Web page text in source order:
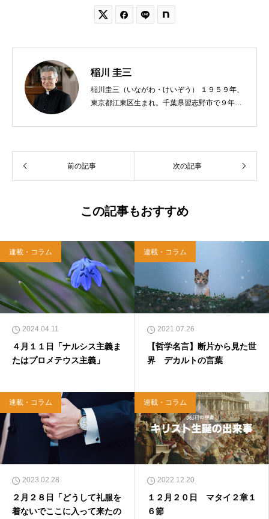
 
稲川 圭三
稲川圭三（いながわ・けいぞう） １９５９年、
東京都江東区生まれ。千葉県習志野市で９年
ック司祭に叙階。西千葉教会助任、青梅・あき
贈りもの』『神様のみこころ』『３６５日全部
が神さまの日』『イエスさまといつもいっし
さまが共にいてくださる神秘』『神さまのまな
前の記事 次の記事
この記事もおすすめ
連載・コラム
2024.04.11
４月１１日「ナルシス主義ま
たはプロメテウス主義」
連載・コラム
2021.07.26
【哲学名言】断片から見た世
界 デカルトの言葉
連載・コラム
2023.02.28
２月２８日「どうして礼服を
着ないでここに入って来たの
連載・コラム
2022.12.20
１２月２０日 マタイ２章１
６節